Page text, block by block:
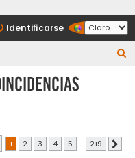
Identificarse
Página de 219
1 2 3 4 5 … 219